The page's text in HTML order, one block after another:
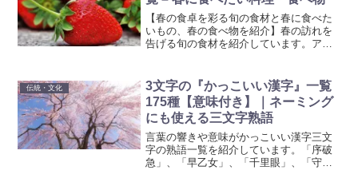
【春の食卓を彩る旬の食材と春に食べた
いもの、春の食べ物を紹介】春の訪れを
告げる旬の食材を紹介しています。アス
富な美味しい料理を楽しみましょう。春
の食材を味わい尽くし、季節の変わり目
を美食で彩ってみませんか。
伝統・文化
3文字の『かっこいい漢字』一覧
175種【意味付き】｜ネーミング
にも使える三文字熟語
言葉の響きや意味がかっこいい漢字三文
字の熟語一覧を紹介しています。「序破
急」、「早乙女」、「千里眼」、「守破